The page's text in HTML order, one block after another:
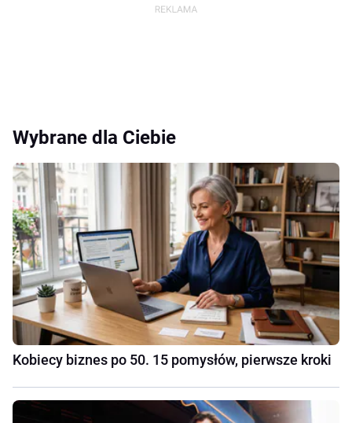
Wybrane dla Ciebie
Kobiecy biznes po 50. 15 pomysłów, pierwsze kroki